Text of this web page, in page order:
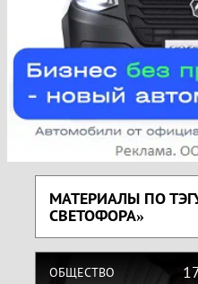
МАТЕРИАЛЫ ПО
СВЕТОФОРА»
ОБЩЕСТВО